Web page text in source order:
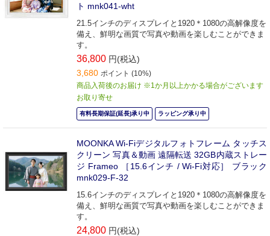
ト mnk041-wht
21.5インチのディスプレイと1920＊1080の高解像度を
備え、鮮明な画質で写真や動画を楽しむことができま
す。
36,800 円(税込)
3,680 ポイント (10%)
商品入荷後のお届け ※1か月以上かかる場合がございます
お取り寄せ
有料長期保証(延長)承り中 ラッピング承り中
MOONKA Wi-Fiデジタルフォトフレーム タッチス
クリーン 写真＆動画 遠隔転送 32GB内蔵ストレー
ジ Frameo ［15.6インチ / Wi-Fi対応］ ブラック
mnk029-F-32
15.6インチのディスプレイと1920＊1080の高解像度を
備え、鮮明な画質で写真や動画を楽しむことができま
す。
24,800 円(税込)